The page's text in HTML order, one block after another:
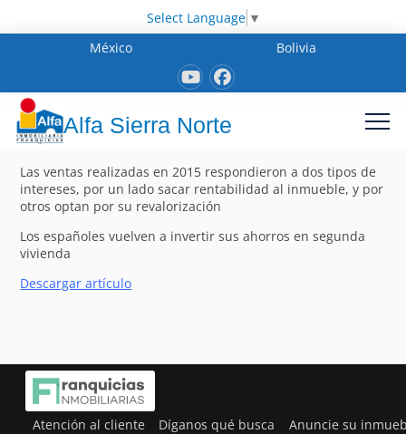
Select Language ▼
México
Bolivia
Alfa Sierra Norte
Las ventas realizadas en 2015 respondieron a dos tipos de
intereses, por un lado sacar rentabilidad al inmueble, y por
otros optan por su revalorización
Los españoles vuelven a invertir sus ahorros en segunda
vivienda
Descargar artículo
Atención al cliente Díganos qué busca Anuncie su